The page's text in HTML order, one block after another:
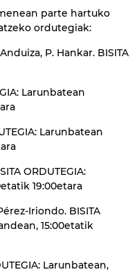
parte hartuko
ordutegiak:
P. Hankar. BISITA
Larunbatean
Larunbatean
ORDUTEGIA:
19:00etara
Iriondo. BISITA
15:00etatik
Larunbatean,